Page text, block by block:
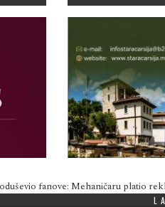
fanove: Mehaničaru platio